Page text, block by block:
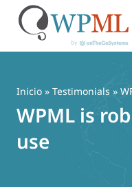
contenido
Inicio » Testimonials »
WPML is
use